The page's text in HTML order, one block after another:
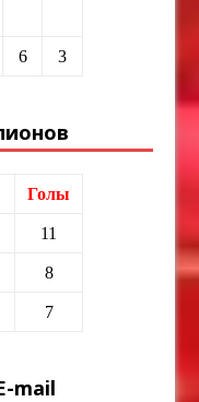
6 3
Голы
11
8
7
mail